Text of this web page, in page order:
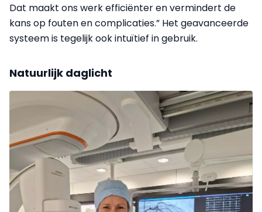
Dat maakt ons werk efficiënter en vermindert de
kans op fouten en complicaties.” Het geavanceerde
systeem is tegelijk ook intuïtief in gebruik.
Natuurlijk daglicht